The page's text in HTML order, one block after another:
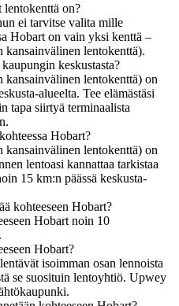
on?
ei tarvitse valita mille
Hobart on vain yksi kenttä –
lentokenttä).
keskustasta?
lentokenttä) on
alueelta. Tee elämästäsi
tapa siirtyä terminaalista
Hobart?
lentokenttä) on
lentoasi kannattaa tarkistaa
15 km:n päässä keskusta-
kohteeseen Hobart?
Hobart noin 10
Hobart?
isoimman osan lennoista
se suosituin lentoyhtiö. Upwey